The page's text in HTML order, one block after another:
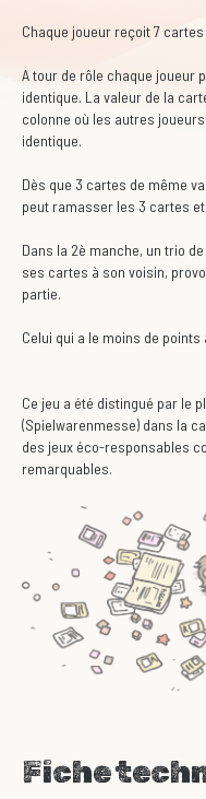
Chaque joueur reçoit 7
A tour de rôle chaque joueur
identique. La valeur de la
colonne où les autres
identique.
Dès que 3 cartes de même
peut ramasser les 3 cartes
Dans la 2è manche, un trio
ses cartes à son voisin,
partie.
Celui qui a le moins de
Ce jeu a été distingué par le
(Spielwarenmesse) dans la
des jeux éco-responsables
remarquables.
Fiche